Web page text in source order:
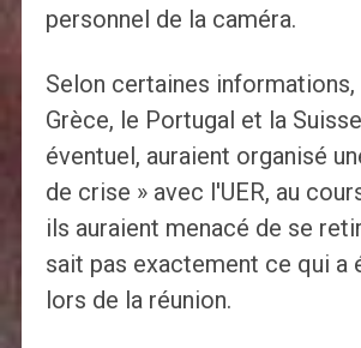
personnel de la caméra.
Selon certaines informations,
Grèce, le Portugal et la
éventuel, auraient organisé
de crise » avec l'UER, au
ils auraient menacé de se
sait pas exactement ce qui a
lors de la réunion.